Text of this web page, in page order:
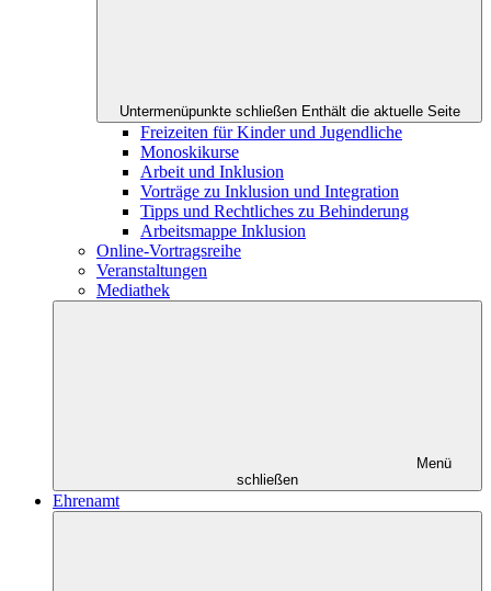
Untermenüpunkte schließen Enthält die aktuelle Seite
Freizeiten für Kinder und Jugendliche
Monoskikurse
Arbeit und Inklusion
Vorträge zu Inklusion und Integration
Tipps und Rechtliches zu Behinderung
Arbeitsmappe Inklusion
Online-Vortragsreihe
Veranstaltungen
Mediathek
Menü
schließen
Ehrenamt